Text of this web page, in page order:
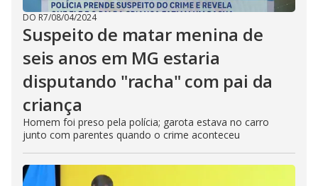
DO R7/08/04/2024
Suspeito de matar menina de
seis anos em MG estaria
disputando "racha" com pai da
criança
Homem foi preso pela polícia; garota estava no carro
junto com parentes quando o crime aconteceu